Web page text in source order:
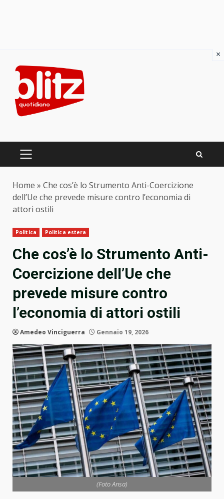
content
PRIMARY
Home » Che cos’è lo Strumento Anti-Coercizione
dell’Ue che prevede misure contro l’economia di
attori ostili
Politica Politica estera
Che cos’è lo Strumento Anti-
Coercizione dell’Ue che
prevede misure contro
l’economia di attori ostili
Amedeo Vinciguerra Gennaio 19, 2026
(Foto Ansa)
×